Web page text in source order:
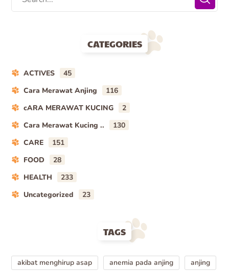
CATEGORIES
ACTIVES
45
Cara Merawat Anjing
116
cARA MERAWAT KUCING
2
Cara Merawat Kucing ..
130
CARE
151
FOOD
28
HEALTH
233
Uncategorized
23
TAGS
akibat menghirup asap anemia pada anjing
anjing